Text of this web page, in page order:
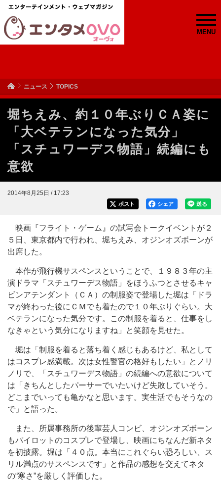
MENU
ニュース TOPICS
堀ちえみ、約１０年ぶりＣＡ姿に
「大ベテランになった気分」
「スチュワーデス物語」続編にも
意欲
2014年8月25日 / 17:23
送る
シェア
ポスト
映画『フライト・ゲーム』の試写会トークイベントが２
５日、東京都内で行われ、堀ちえみ、オジンオズボーンが
出席した。
本作が飛行機サスペンスということで、１９８３年の主
演ドラマ「スチュワーデス物語」をほうふつとさせるキャ
ビンアテンダント（ＣＡ）の制服姿で登場した堀は「ドラ
マが終わった後にＣＭでも着たので１０年ぶりぐらい。大
ベテランになった気分です。この制服を着ると、仕事をし
なきゃという気分になりますね」と笑顔を見せた。
堀は「制服を着ると落ち着く感じもあるけど、私として
はコスプレ感満載。次は女性警官の格好もしたい」とノリ
ノリで、「スチュワーデス物語」の続編への意欲について
は「きちんとしたパーサーでいたいけど失敗していそう。
どこまでいっても亀かなと思います。実生活でもそうなの
で」と語った。
また、所属事務所の後輩芸人コンビ、オジンオズボーン
もパイロットのコスプレで登場し、映画にちなんだ新ネタ
を初披露。堀は「４０点。本当にこれぐらい恐ろしい、ス
リル満点のサスペンスです」と作品の感想を交えてネタ
の“寒さ”を厳しく評価した。